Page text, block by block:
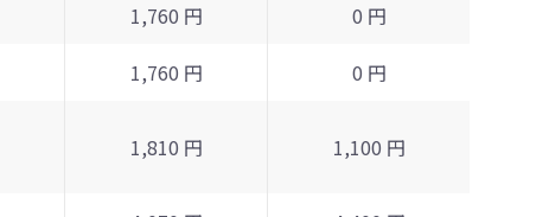
1,760 円
0 円
1,760 円
0 円
1,810 円 1,100 円